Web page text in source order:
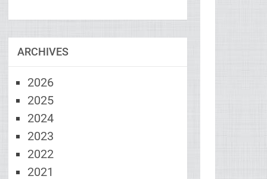
2026
2025
2024
2023
2022